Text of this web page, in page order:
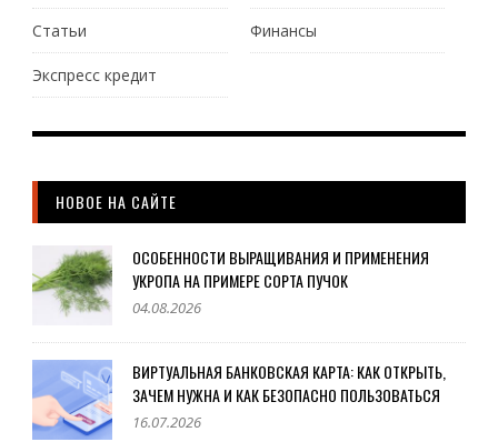
Статьи Финансы
Экспресс кредит
НОВОЕ НА САЙТЕ
ОСОБЕННОСТИ ВЫРАЩИВАНИЯ И ПРИМЕНЕНИЯ
УКРОПА НА ПРИМЕРЕ СОРТА ПУЧОК
04.08.2026
ВИРТУАЛЬНАЯ БАНКОВСКАЯ КАРТА: КАК ОТКРЫТЬ,
ЗАЧЕМ НУЖНА И КАК БЕЗОПАСНО ПОЛЬЗОВАТЬСЯ
16.07.2026